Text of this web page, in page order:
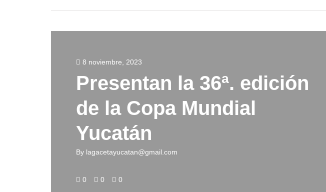
8 noviembre, 2023
Presentan la 36ª. edición
de la Copa Mundial
Yucatán
By lagacetayucatan@gmail.com
0 0 0